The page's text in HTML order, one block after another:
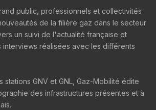
public, professionnels et collectivités
de la filière gaz dans le secteur
un suivi de l'actualité française et
interviews réalisées avec les différents
stations GNV et GNL, Gaz-Mobilité édite
des infrastructures présentes et à